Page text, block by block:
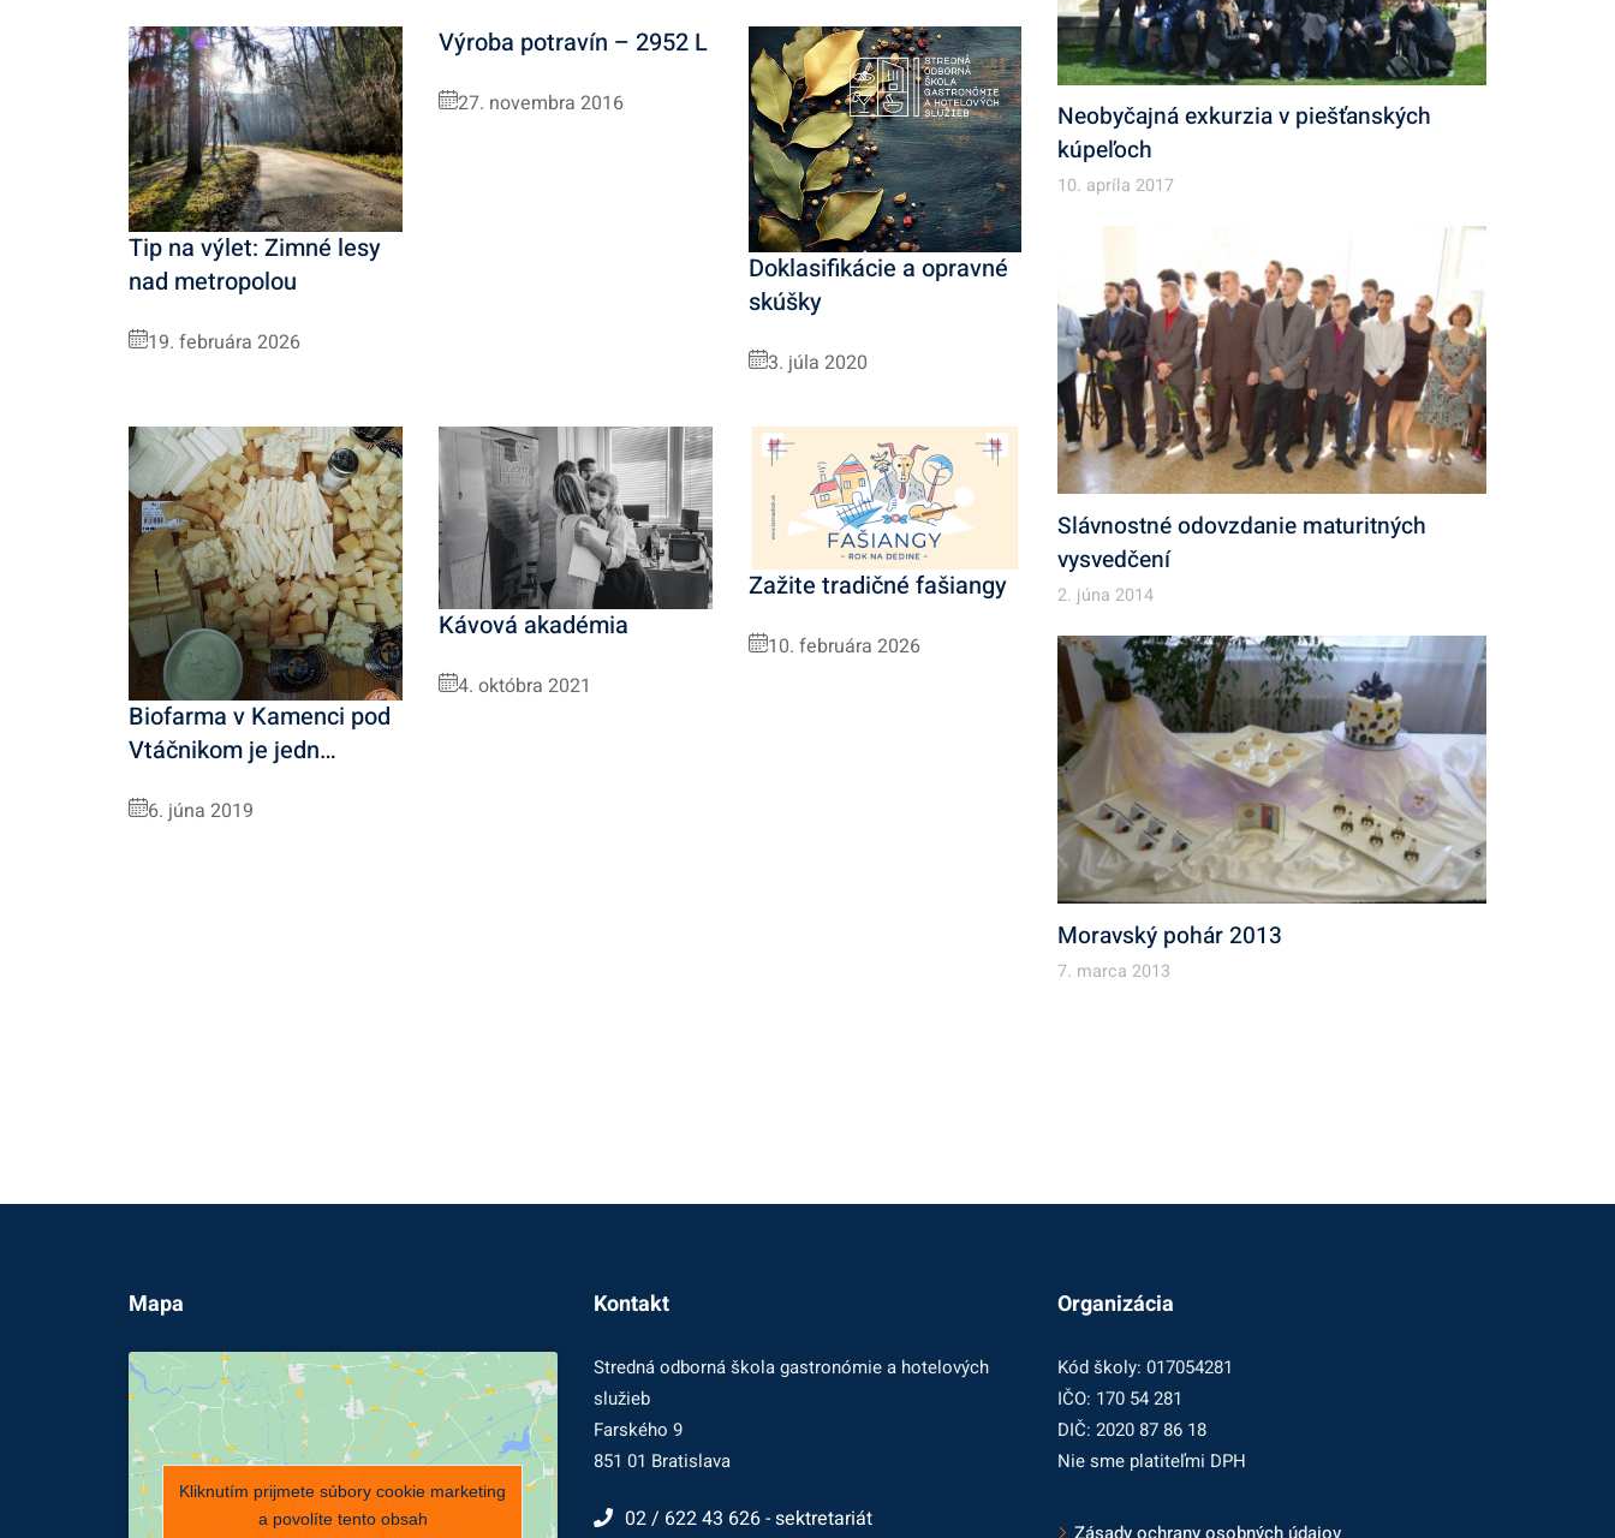
Tip na výlet: Zimné lesy
nad metropolou
19. februára 2026
Výroba potravín – 2952 L
27. novembra 2016
Doklasifikácie a opravné
skúšky
3. júla 2020
Biofarma v Kamenci pod
Vtáčnikom je jedn…
6. júna 2019
Kávová akadémia
4. októbra 2021
Zažite tradičné fašiangy
10. februára 2026
Neobyčajná exkurzia v piešťanských
kúpeľoch
10. apríla 2017
Slávnostné odovzdanie maturitných
vysvedčení
2. júna 2014
Moravský pohár 2013
7. marca 2013
Mapa
Kliknutím prijmete súbory cookie marketing
a povolíte tento obsah
Kontakt
Stredná odborná škola gastronómie a hotelových
služieb
Farského 9
851 01 Bratislava
02 / 622 43 626 - sektretariát
Organizácia
Kód školy: 017054281
IČO: 170 54 281
DIČ: 2020 87 86 18
Nie sme platiteľmi DPH
Zásady ochrany osobných údajov